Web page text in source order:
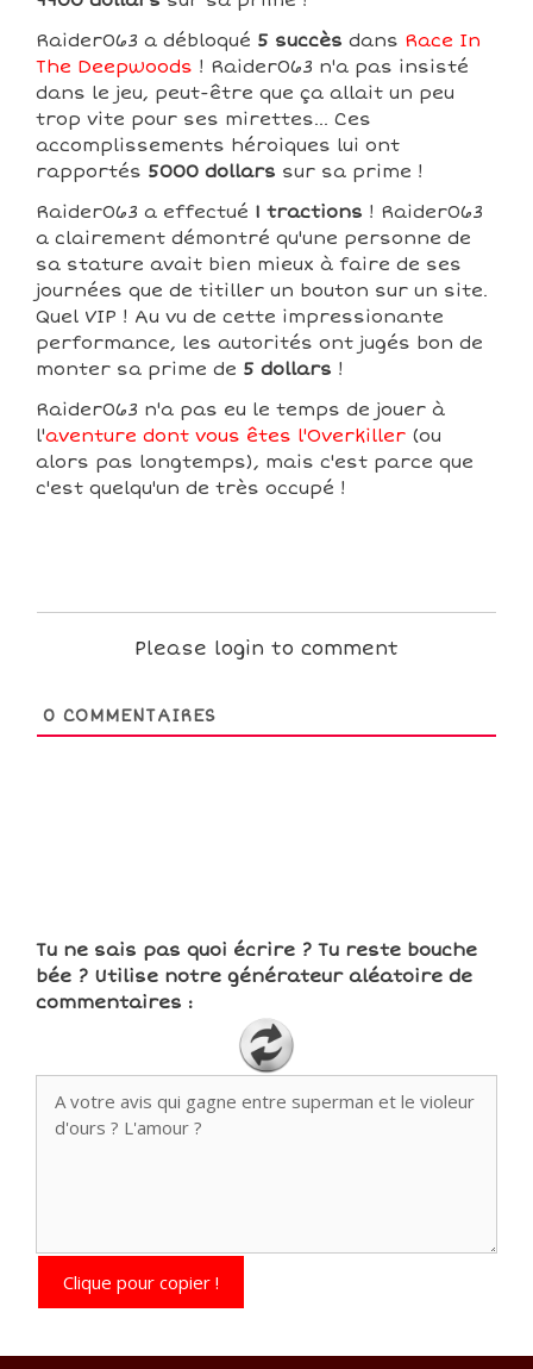
Raider063 a débloqué 5 succès dans Race In
The Deepwoods ! Raider063 n'a pas insisté
dans le jeu, peut-être que ça allait un peu
trop vite pour ses mirettes... Ces
accomplissements héroiques lui ont
rapportés 5000 dollars sur sa prime !
Raider063 a effectué 1 tractions ! Raider063
a clairement démontré qu'une personne de
sa stature avait bien mieux à faire de ses
journées que de titiller un bouton sur un site.
Quel VIP ! Au vu de cette impressionante
performance, les autorités ont jugés bon de
monter sa prime de 5 dollars !
Raider063 n'a pas eu le temps de jouer à
l'aventure dont vous êtes l'Overkiller (ou
alors pas longtemps), mais c'est parce que
c'est quelqu'un de très occupé !
Please login to comment
0 COMMENTAIRES
Tu ne sais pas quoi écrire ? Tu reste bouche
bée ? Utilise notre générateur aléatoire de
commentaires :
Clique pour copier !